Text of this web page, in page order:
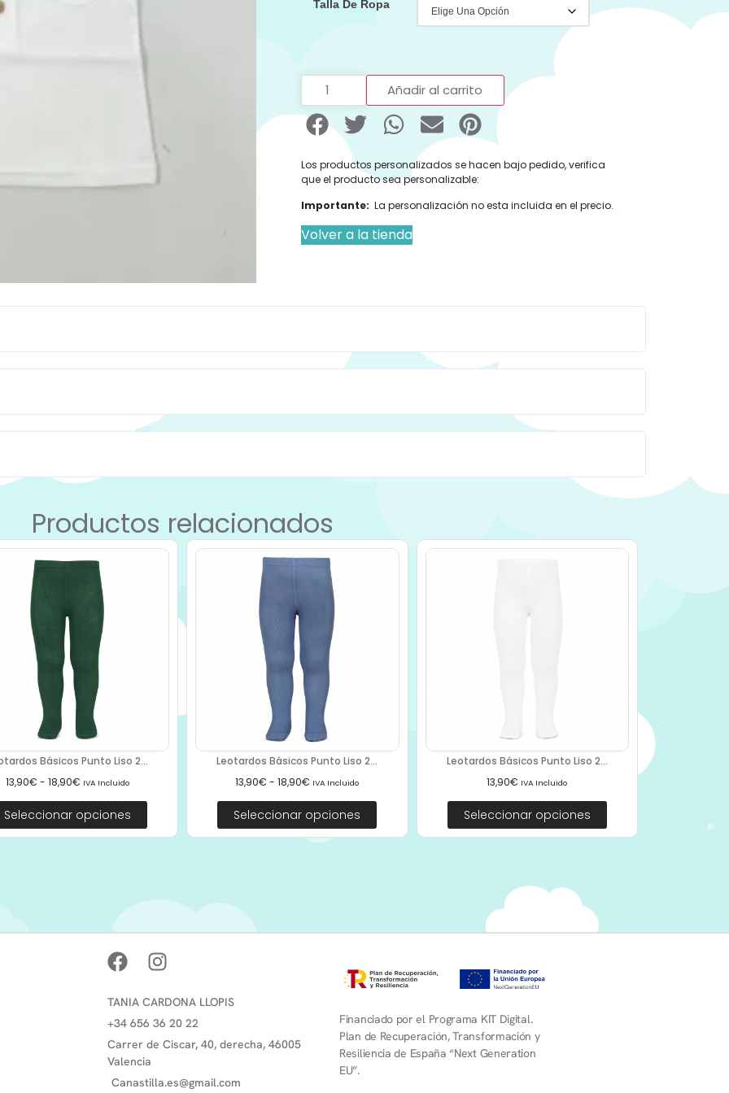
Talla De Ropa
Añadir al carrito
Los productos personalizados se hacen bajo pedido, verifica
que el producto sea personalizable:
Importante: La personalización no esta incluida en el precio.
Volver a la tienda
Productos relacionados
Básicos Punto Liso 2...
13,90€ - 18,90€ IVA Incluido
Seleccionar opciones
Leotardos Básicos Punto Liso 2...
13,90€ - 18,90€ IVA Incluido
Seleccionar opciones
Leotardos Básicos Punto Liso 2...
13,90€ IVA Incluido
Seleccionar opciones
TANIA CARDONA LLOPIS
+34 656 36 20 22
Carrer de Ciscar, 40, derecha, 46005
Valencia
Canastilla.es@gmail.com
Financiado por el Programa KIT Digital.
Plan de Recuperación, Transformación y
Resiliencia de España “Next Generation
EU”.